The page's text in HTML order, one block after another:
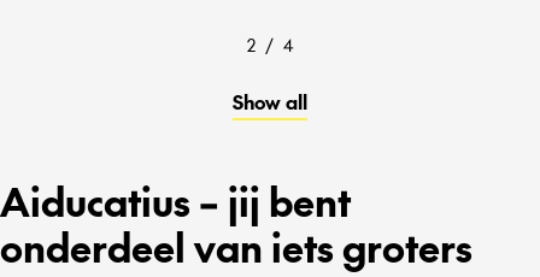
2 / 4
Show all
Aiducatius – jij bent
onderdeel van iets groters